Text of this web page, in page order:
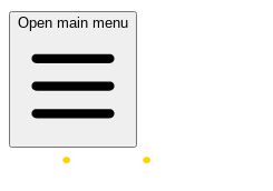
Open main menu